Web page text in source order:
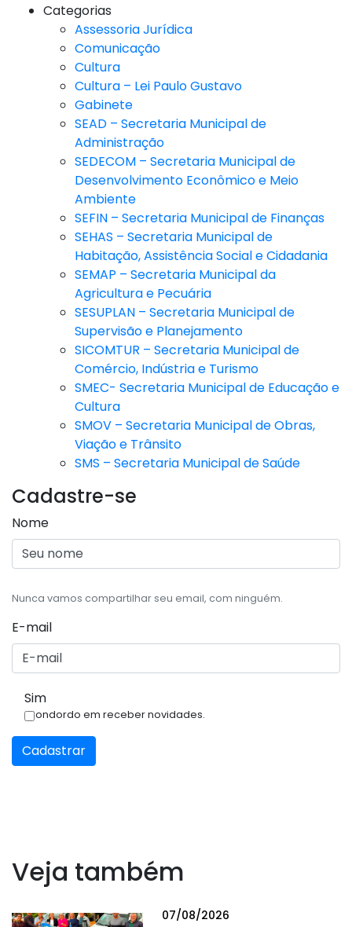
Categorias
Assessoria Jurídica
Comunicação
Cultura
Cultura – Lei Paulo Gustavo
Gabinete
SEAD – Secretaria Municipal de
Administração
SEDECOM – Secretaria Municipal de
Desenvolvimento Econômico e Meio
Ambiente
SEFIN – Secretaria Municipal de Finanças
SEHAS – Secretaria Municipal de
Habitação, Assistência Social e Cidadania
SEMAP – Secretaria Municipal da
Agricultura e Pecuária
SESUPLAN – Secretaria Municipal de
Supervisão e Planejamento
SICOMTUR – Secretaria Municipal de
Comércio, Indústria e Turismo
SMEC- Secretaria Municipal de Educação e
Cultura
SMOV – Secretaria Municipal de Obras,
Viação e Trânsito
SMS – Secretaria Municipal de Saúde
Cadastre-se
Nome
Nunca vamos compartilhar seu email, com ninguém.
E-mail
Sim
Condordo em receber novidades.
Cadastrar
Veja também
07/08/2026